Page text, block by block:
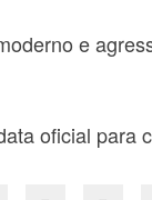
e
oficial para